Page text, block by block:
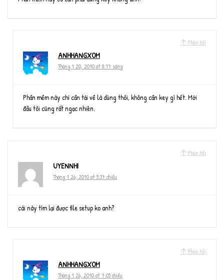
Phản hồi
ANHHANGXOM
Tháng 1 20, 2010 at 8:17 sáng
Phần mềm này chỉ cần tải về là dùng thôi, không cần key gì hết. Mới
đầu tôi cũng rất ngạc nhiên.
Phản hồi
UYENNHI
Tháng 1 26, 2010 at 5:37 chiều
cái này tìm lại được file setup ko anh?
Phản hồi
ANHHANGXOM
Tháng 1 26, 2010 at 7:05 chiều